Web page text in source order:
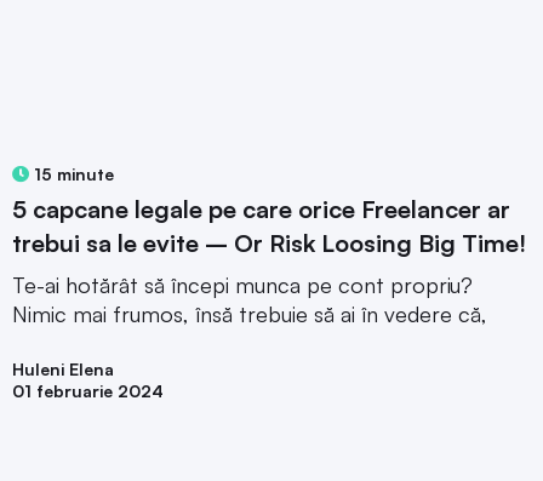
15 minute
5 capcane legale pe care orice Freelancer ar
trebui sa le evite – Or Risk Loosing Big Time!
Te-ai hotărât să începi munca pe cont propriu?
Nimic mai frumos, însă trebuie să ai în vedere că,
Huleni Elena
01 februarie 2024